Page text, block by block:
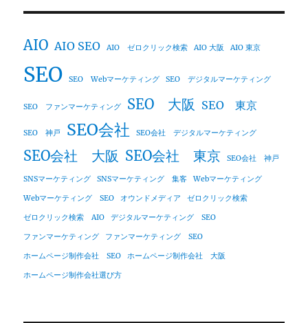
AIO AIO SEO AIO ゼロクリック検索 AIO 大阪 AIO 東京
SEO SEO Webマーケティング SEO デジタルマーケティング
SEO ファンマーケティング SEO 大阪 SEO 東京
SEO 神戸 SEO会社 SEO会社 デジタルマーケティング
SEO会社 大阪 SEO会社 東京 SEO会社 神戸
SNSマーケティング SNSマーケティング 集客 Webマーケティング
Webマーケティング SEO オウンドメディア ゼロクリック検索
ゼロクリック検索 AIO デジタルマーケティング SEO
ファンマーケティング ファンマーケティング SEO
ホームページ制作会社 SEO ホームページ制作会社 大阪
ホームページ制作会社選び方